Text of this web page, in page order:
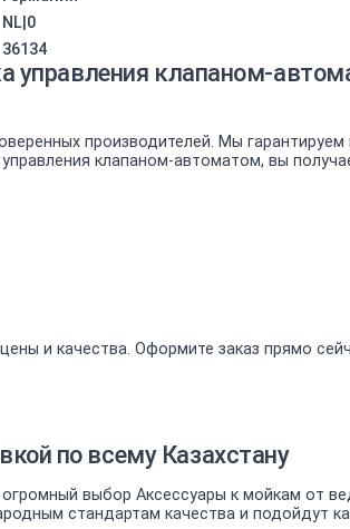
NL|0
36134
управления клапаном-
производителей. Мы
клапаном-автоматом, вы
и качества. Оформите заказ прямо
по всему Казахстану
выбор Аксессуары к мойкам от
стандартам качества и подойдут